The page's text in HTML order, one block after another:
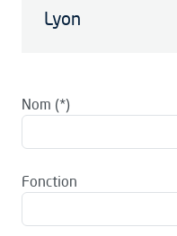
Lyon
Nom
Fonction